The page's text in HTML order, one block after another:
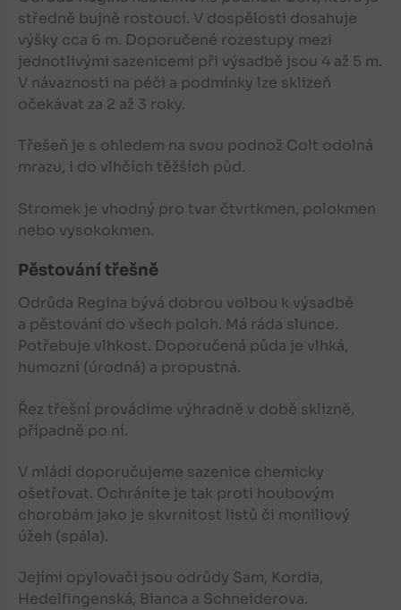
středně bujně rostoucí. V dospělosti dosahuje
výšky cca 6 m. Doporučené rozestupy mezi
jednotlivými sazenicemi při výsadbě jsou 4 až 5 m.
V návaznosti na péči a podmínky lze sklizeň
očekávat za 2 až 3 roky.
Třešeň je s ohledem na svou podnož Colt odolná
mrazu, i do vlhčích těžších půd.
Stromek je vhodný pro tvar čtvrtkmen, polokmen
nebo vysokokmen.
Pěstování třešně
Odrůda Regina bývá dobrou volbou k výsadbě
a pěstování do všech poloh. Má ráda slunce.
Potřebuje vlhkost. Doporučená půda je vlhká,
humozní (úrodná) a propustná.
Řez třešní provádíme výhradně v době sklizně,
případně po ní.
V mládí doporučujeme sazenice chemicky
ošetřovat. Ochráníte je tak proti houbovým
chorobám jako je skvrnitost listů či moniliový
úžeh (spála).
Jejími opylovači jsou odrůdy Sam, Kordia,
Hedelfingenská, Bianca a Schneiderova.